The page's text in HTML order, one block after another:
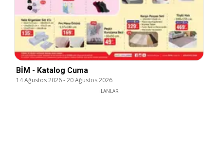
BİM - Katalog Cuma
14 Ağustos 2026-20 Ağustos 2026
İLANLAR